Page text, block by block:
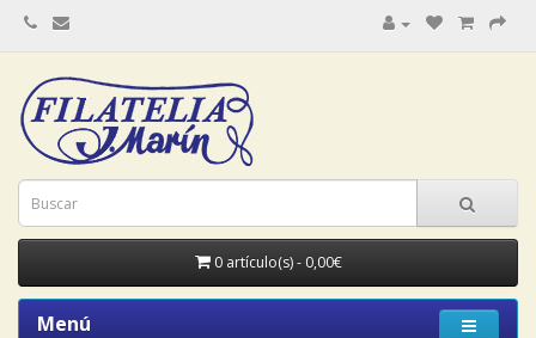
0 artículo(s) - 0,00€
Menú